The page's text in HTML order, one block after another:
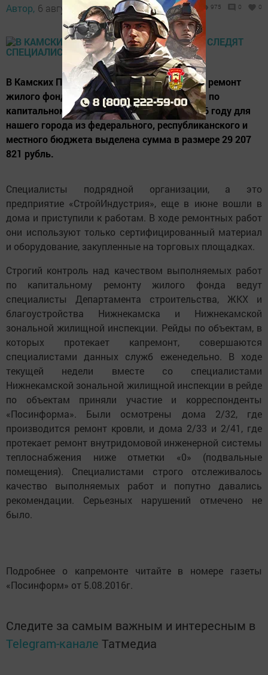
Автор, 6 августа 2016 - 07:00 975 0 0
В Камских Полянах протекает капитальный ремонт
жилого фонда. Для реализации программы по
капитальному ремонту жилых домов в 2016 году для
нашего города из федерального, республиканского и
местного бюджета выделена сумма в размере 29 207
821 рубль.
Специалисты подрядной организации, а это
предприятие «СтройИндустрия», еще в июне вошли в
дома и приступили к работам. В ходе ремонтных работ
они используют только сертифицированный материал
и оборудование, закупленные на торговых площадках.
Строгий контроль над качеством выполняемых работ
по капитальному ремонту жилого фонда ведут
специалисты Департамента строительства, ЖКХ и
благоустройства Нижнекамска и Нижнекамской
зональной жилищной инспекции. Рейды по объектам, в
которых протекает капремонт, совершаются
специалистами данных служб еженедельно. В ходе
текущей недели вместе со специалистами
Нижнекамской зональной жилищной инспекции в рейде
по объектам приняли участие и корреспонденты
«Посинформа». Были осмотрены дома 2/32, где
производится ремонт кровли, и дома 2/33 и 2/41, где
протекает ремонт внутридомовой инженерной системы
теплоснабжения ниже отметки «0» (подвальные
помещения). Специалистами строго отслеживалось
качество выполняемых работ и попутно давались
рекомендации. Серьезных нарушений отмечено не
было.
Подробнее о капремонте читайте в номере газеты
«Посинформ» от 5.08.2016г.
Следите за самым важным и интересным в
Telegram-канале Татмедиа